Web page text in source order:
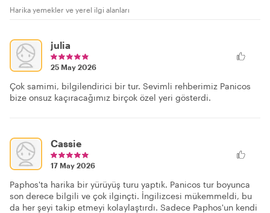
Harika yemekler ve yerel ilgi alanları
julia
25 May 2026
Çok samimi, bilgilendirici bir tur. Sevimli rehberimiz Panicos
bize onsuz kaçıracağımız birçok özel yeri gösterdi.
Cassie
17 May 2026
Paphos'ta harika bir yürüyüş turu yaptık. Panicos tur boyunca
son derece bilgili ve çok ilginçti. İngilizcesi mükemmeldi, bu
da her şeyi takip etmeyi kolaylaştırdı. Sadece Paphos'un kendi